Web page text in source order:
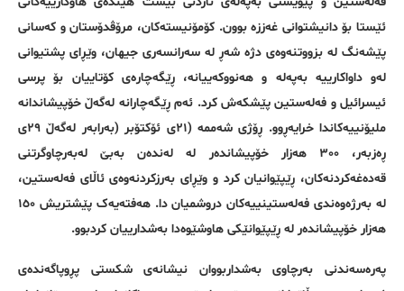
ئێستا بۆ دانیشتوانی غەززە بوون. کۆمۆنیستەکان، مرۆڤدۆستان و کەسانی
پێشەنگ لە بزووتنەوەی دژە شەڕ لە سەرانسەری جیهان، وێڕای پشتیوانی
لەو داواکارییە بەپەلە و هەنووکەییانە، ڕێگەچارەی کۆتاییان بۆ پرسی
ئیسرائیل و فەلەستین پێشکەش کرد. ئەم ڕێگەچارانە لەگەڵ خۆپیشاندانە
ملیۆنییەکاندا خرایەڕوو. ڕۆژی شەممە (٢١ی ئۆکتۆبر (بەرابەر لەگەڵ ٢٩ی
ڕەزبەر، ٣٠٠ هەزار خۆپیشاندەر لە لەندەن بەبێ لەبەرچاوگرتنی
قەدەغەکردنەکان، ڕێپێوانیان کرد و وێڕای بەرزکردنەوەی ئاڵای فەلەستین،
لە بەرژەوەندی فەلەستینییەکان دروشمیان دا. هەفتەیەک پێشتریش ١٥٠
هەزار خۆپیشاندەر لە ڕێپێوانێکی هاوشێوەدا بەشدارییان کردبوو.
پەرەسەندنی بەرچاوی بەشداربووان نیشانەی شکستی پڕوپاگەندەی